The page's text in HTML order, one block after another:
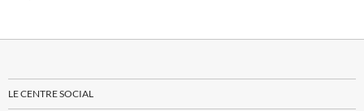
LE CENTRE SOCIAL